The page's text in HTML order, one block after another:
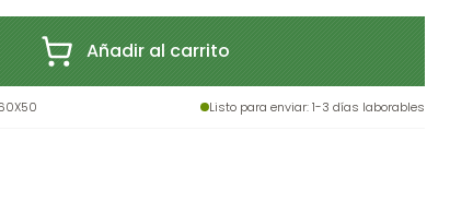
Añadir al carrito
Listo para enviar: 1-3 días laborables